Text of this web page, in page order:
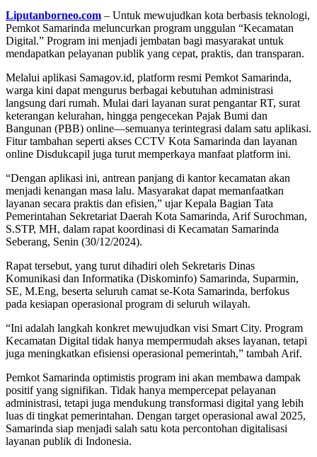
Liputanborneo.com – Untuk mewujudkan kota berbasis teknologi,
Pemkot Samarinda meluncurkan program unggulan “Kecamatan
Digital.” Program ini menjadi jembatan bagi masyarakat untuk
mendapatkan pelayanan publik yang cepat, praktis, dan transparan.
Melalui aplikasi Samagov.id, platform resmi Pemkot Samarinda,
warga kini dapat mengurus berbagai kebutuhan administrasi
langsung dari rumah. Mulai dari layanan surat pengantar RT, surat
keterangan kelurahan, hingga pengecekan Pajak Bumi dan
Bangunan (PBB) online—semuanya terintegrasi dalam satu aplikasi.
Fitur tambahan seperti akses CCTV Kota Samarinda dan layanan
online Disdukcapil juga turut memperkaya manfaat platform ini.
“Dengan aplikasi ini, antrean panjang di kantor kecamatan akan
menjadi kenangan masa lalu. Masyarakat dapat memanfaatkan
layanan secara praktis dan efisien,” ujar Kepala Bagian Tata
Pemerintahan Sekretariat Daerah Kota Samarinda, Arif Surochman,
S.STP, MH, dalam rapat koordinasi di Kecamatan Samarinda
Seberang, Senin (30/12/2024).
Rapat tersebut, yang turut dihadiri oleh Sekretaris Dinas
Komunikasi dan Informatika (Diskominfo) Samarinda, Suparmin,
SE, M.Eng, beserta seluruh camat se-Kota Samarinda, berfokus
pada kesiapan operasional program di seluruh wilayah.
“Ini adalah langkah konkret mewujudkan visi Smart City. Program
Kecamatan Digital tidak hanya mempermudah akses layanan, tetapi
juga meningkatkan efisiensi operasional pemerintah,” tambah Arif.
Pemkot Samarinda optimistis program ini akan membawa dampak
positif yang signifikan. Tidak hanya mempercepat pelayanan
administrasi, tetapi juga mendukung transformasi digital yang lebih
luas di tingkat pemerintahan. Dengan target operasional awal 2025,
Samarinda siap menjadi salah satu kota percontohan digitalisasi
layanan publik di Indonesia.